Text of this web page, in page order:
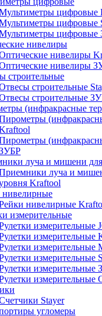
цифровые
цифровые
цифровые
нивелиры
нивелиры
нивелиры
строительные
строительные
строительные
(инфракрасные
луча и мишени для
луча и
Kraftool
нивелирные
нивелирные
измерительные
измерительные
измерительные
измерительные
измерительные
измерительные
Stayer
угломеры